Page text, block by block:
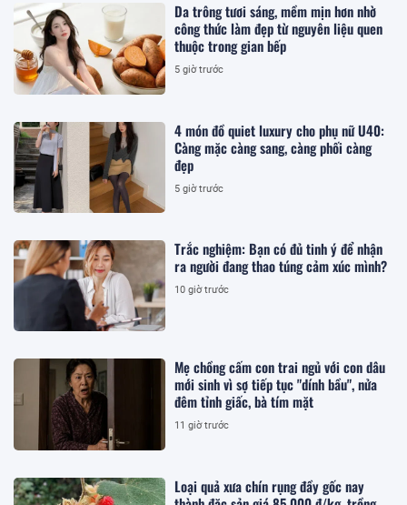
Da trông tươi sáng, mềm mịn hơn nhờ
công thức làm đẹp từ nguyên liệu quen
thuộc trong gian bếp
5 giờ trước
4 món đồ quiet luxury cho phụ nữ U40:
Càng mặc càng sang, càng phối càng
đẹp
5 giờ trước
Trắc nghiệm: Bạn có đủ tinh ý để nhận
ra người đang thao túng cảm xúc mình?
10 giờ trước
Mẹ chồng cấm con trai ngủ với con dâu
mới sinh vì sợ tiếp tục "dính bầu", nửa
đêm tỉnh giấc, bà tím mặt
11 giờ trước
Loại quả xưa chín rụng đầy gốc nay